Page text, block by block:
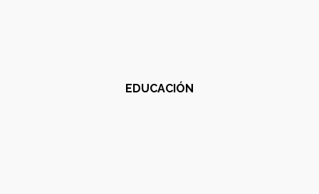
EDUCACIÓN